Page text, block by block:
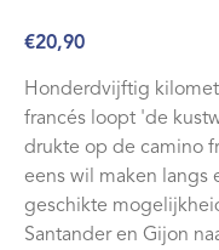
€20,90
Honderdvijftig
francés loopt 'de
drukte op de camino
eens wil maken langs
geschikte
Santander en Gijon